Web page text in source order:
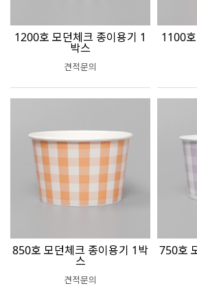
1200호 모던체크 종이용기 1
박스
견적문의
1100
850호 모던체크 종이용기 1박
스
견적문의
750호